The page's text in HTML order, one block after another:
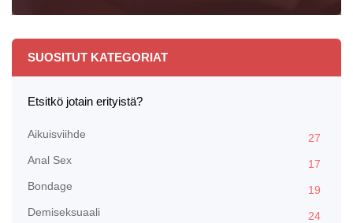
SUOSITUT KATEGORIAT
Etsitkö jotain erityistä?
Aikuisviihde
27
Anal Sex
17
Bondage
19
Demiseksuaali
24